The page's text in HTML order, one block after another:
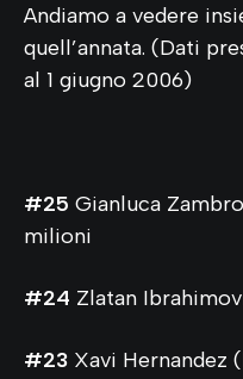
Andiamo a vedere
quell’annata. (Dati
al 1 giugno 2006)
#25 Gianluca
milioni
#24 Zlatan
#23 Xavi Hernandez